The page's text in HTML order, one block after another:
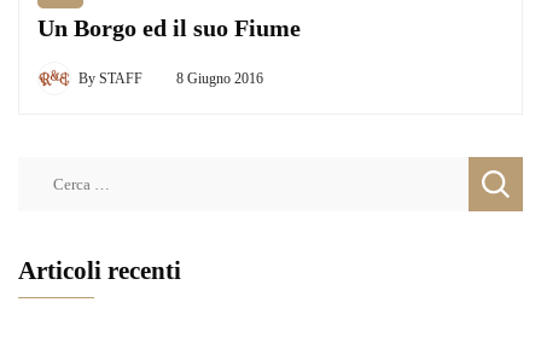
Un Borgo ed il suo Fiume
By STAFF 8 Giugno 2016
Articoli recenti